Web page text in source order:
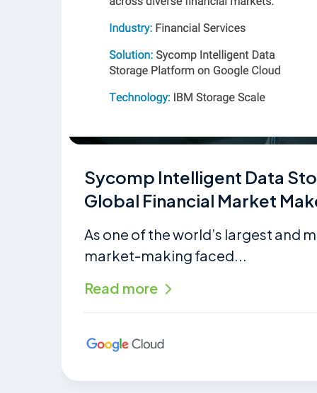
Sycomp Intelligent Data
Global Financial Market
As one of the world’s largest and
market-making faced...
Read more